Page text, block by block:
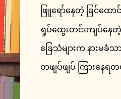
ဖြူရော်နေတဲ့ ခြင်ထောင်
ရှုပ်ထွေးတင်းကျပ်နေ
ခြေသံများက နားမခံသ
တဖျပ်ဖျပ် ကြားနေရ